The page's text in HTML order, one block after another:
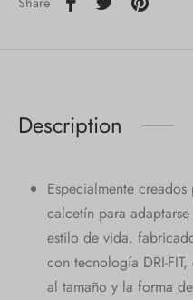
Description
Especialmente
calcetín para
estilo de vida.
con tecnología DRI-
al tamaño y la forma